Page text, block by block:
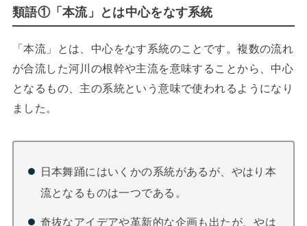
類語①「本流」とは中心をなす系統
「本流」とは、中心をなす系統のことです。複数の流れ
が合流した河川の根幹や主流を意味することから、中心
となるもの、主の系統という意味で使われるようになり
ました。
日本舞踊にはいくかの系統があるが、やはり本
流となるものは一つである。
奇抜なアイデアや革新的な企画も出たが、やは